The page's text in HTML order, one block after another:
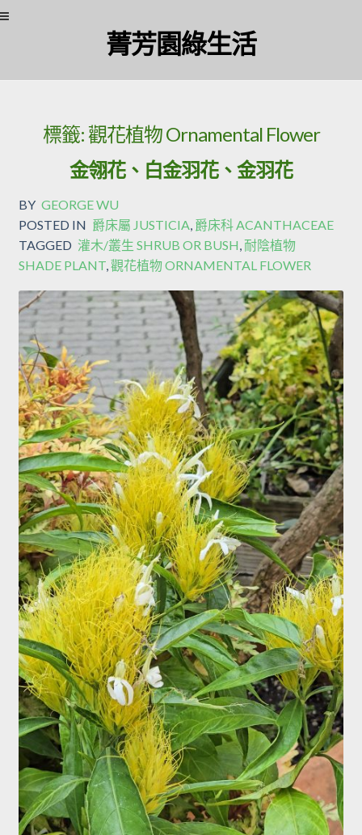
Skip to navigation菁芳園綠生活
標籤:觀花植物 Ornamental Flower
金翎花、白金羽花、金羽花
BY GEORGE WU
POSTED IN 爵床屬 JUSTICIA, 爵床科 ACANTHACEAE
TAGGED 灌木/叢生 SHRUB OR BUSH,耐陰植物
SHADE PLANT,觀花植物 ORNAMENTAL FLOWER